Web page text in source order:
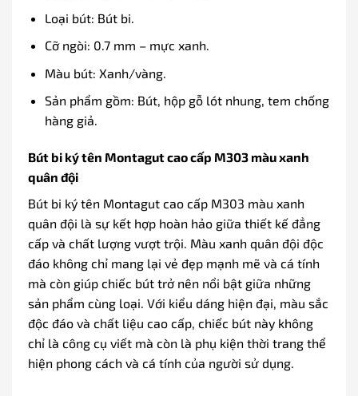
Loại bút: Bút bi.
Cỡ ngòi: 0.7 mm – mực xanh.
Màu bút: Xanh/vàng.
Sản phẩm gồm: Bút, hộp gỗ lót nhung, tem chống
hàng giả.
Bút bi ký tên Montagut cao cấp M303 màu xanh
quân đội
Bút bi ký tên Montagut cao cấp M303 màu xanh
quân đội là sự kết hợp hoàn hảo giữa thiết kế đẳng
cấp và chất lượng vượt trội. Màu xanh quân đội độc
đáo không chỉ mang lại vẻ đẹp mạnh mẽ và cá tính
mà còn giúp chiếc bút trở nên nổi bật giữa những
sản phẩm cùng loại. Với kiểu dáng hiện đại, màu sắc
độc đáo và chất liệu cao cấp, chiếc bút này không
chỉ là công cụ viết mà còn là phụ kiện thời trang thể
hiện phong cách và cá tính của người sử dụng.